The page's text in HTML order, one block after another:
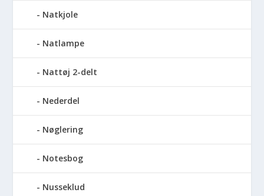
Natkjole
Natlampe
Nattøj 2-delt
Nederdel
Nøglering
Notesbog
Nusseklud